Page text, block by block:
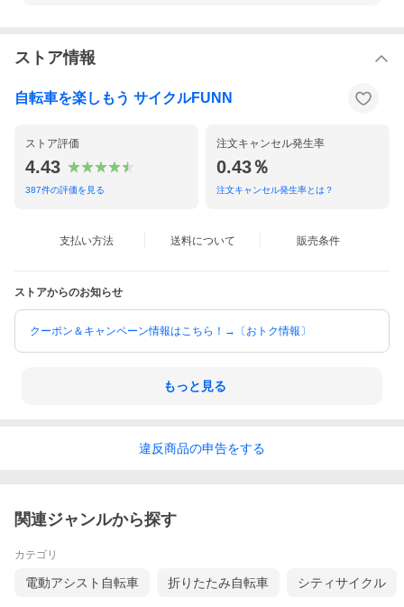
ストア情報
自転車を楽しもう サイクルFUNN
ストア評価
4.43
387件の評価を見る
注文キャンセル発生率
0.43％
注文キャンセル発生率とは？
支払い方法 送料について 販売条件
ストアからのお知らせ
クーポン＆キャンペーン情報はこちら！→〔おトク情報〕
もっと見る
違反商品の申告をする
関連ジャンルから探す
カテゴリ
電動アシスト自転車 折りたたみ自転車 シティサイクル